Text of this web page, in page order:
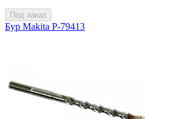
Под заказ
Бур Makita P-79413